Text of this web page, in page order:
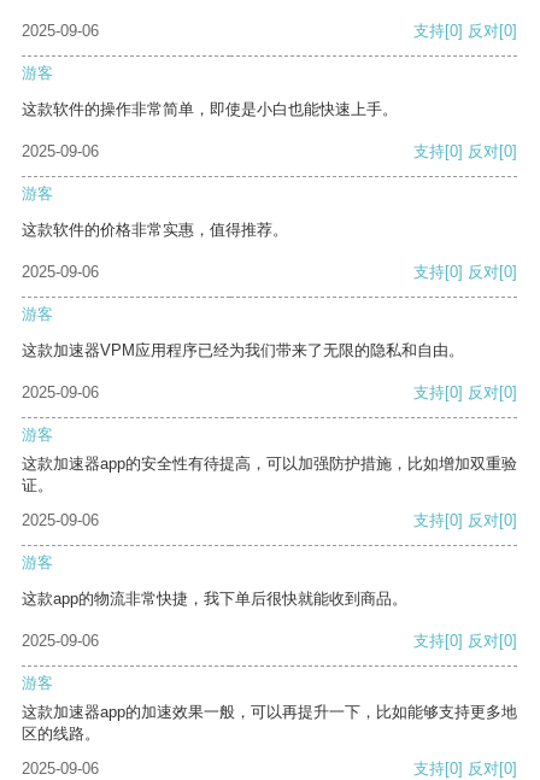
2025-09-06 支持[0] 反对[0]
游客
这款软件的操作非常简单，即使是小白也能快速上手。
2025-09-06 支持[0] 反对[0]
游客
这款软件的价格非常实惠，值得推荐。
2025-09-06 支持[0] 反对[0]
游客
这款加速器VPM应用程序已经为我们带来了无限的隐私和自由。
2025-09-06 支持[0] 反对[0]
游客
这款加速器app的安全性有待提高，可以加强防护措施，比如增加双重验
证。
2025-09-06
支持[0] 反对[0]
游客
这款app的物流非常快捷，我下单后很快就能收到商品。
2025-09-06 支持[0] 反对[0]
游客
这款加速器app的加速效果一般，可以再提升一下，比如能够支持更多地
区的线路。
2025-09-06
支持[0] 反对[0]